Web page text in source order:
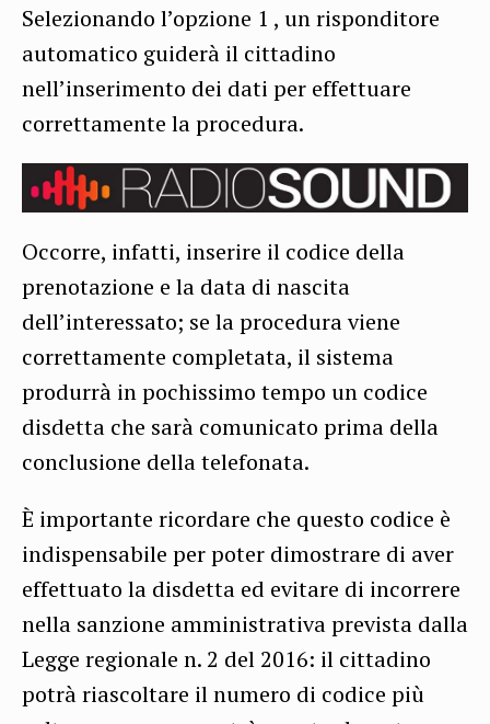
Selezionando l’opzione 1 , un risponditore
automatico guiderà il cittadino
nell’inserimento dei dati per effettuare
correttamente la procedura.
Occorre, infatti, inserire il codice della
prenotazione e la data di nascita
dell’interessato; se la procedura viene
correttamente completata, il sistema
produrrà in pochissimo tempo un codice
disdetta che sarà comunicato prima della
conclusione della telefonata.
È importante ricordare che questo codice è
indispensabile per poter dimostrare di aver
effettuato la disdetta ed evitare di incorrere
nella sanzione amministrativa prevista dalla
Legge regionale n. 2 del 2016: il cittadino
potrà riascoltare il numero di codice più